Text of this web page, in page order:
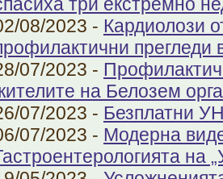
08/2023 - Кардиолози
прегледи
07/2023 -
на Белозем
07/2023 - Безплатни
07/2023 - Модерна
на